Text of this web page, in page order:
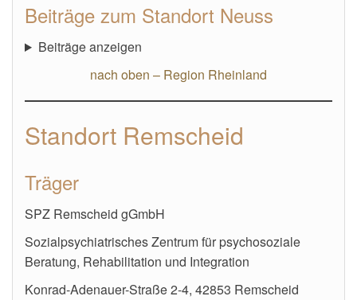
Beiträge zum Standort Neuss
Beiträge anzeigen
nach oben – Region Rheinland
Standort Remscheid
Träger
SPZ Remscheid gGmbH
Sozialpsychiatrisches Zentrum für psychosoziale
Beratung, Rehabilitation und Integration
Konrad-Adenauer-Straße 2-4, 42853 Remscheid